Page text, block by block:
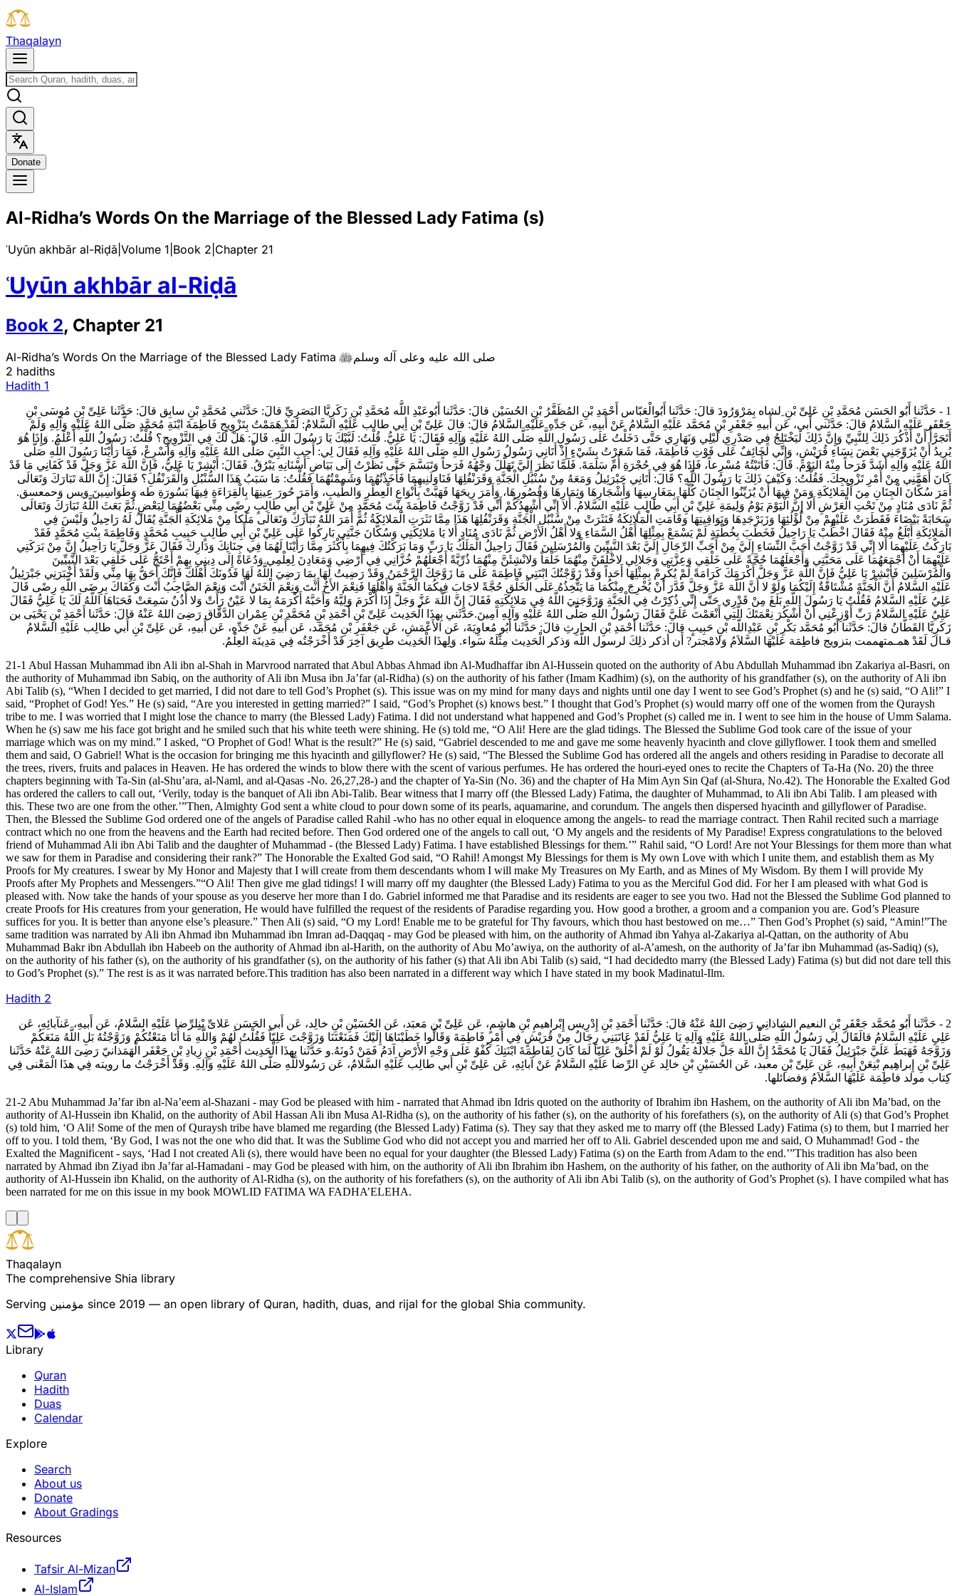
Thaqalayn
Donate
Al-Ridha’s Words On the Marriage of the Blessed Lady Fatima (s)
ʿUyūn akhbār al-Riḍā Volume 1 Book 2 Chapter 21
ʿUyūn akhbār al-Riḍā
Book 2, Chapter 21
Al-Ridha’s Words On the Marriage of the Blessed Lady Fatimaصلى الله عليه وعلى آله وسلم
2 hadiths
Hadith 1
1 - حَدَّثَنا أَبُو الحَسَن مُحَمَّدِ بْنِ عَلِىِّ بْنِ ِلشاه بِمَرْوَرُودَ قالَ: حَدَّثَنا أَبُوالْعَبّاس أَحْمَدِ بْنِ المُظَفَّرُ بْنِ الحُسَيْن قالَ: حَدَّثَنا أَبُوعَبْدِ اللَّه مُحَمَّدِ بْنِ زَكَرِيَّا البَصَرِيِّ قالَ: حَدَّثَني مُحَمَّدِ بْنِ سابِق قالَ: حَدَّثَنا عَلِىِّ بْنِ مُوسَى بْنِ
جَعْفَر عَلَيْهِ السَّلامُ قالَ: حَدَّثَني أَبي، عَن أَبيهِ جَعْفَرِ بْنِ مُحَمَّد عَلَيْهِ السَّلامُ عَنْ أَبيهِ، عَن جَدِّهِ‏ عَلَيْهِ السَّلامُ قالَ: قالَ عَلِىِّ بْنِ أِبي طالب‏ عَلَيْهِ السَّلامُ: لَقَدْ هَمَمْتُ بِتَزْوِيجِ فَاطِمَةَ ابْنَةِ مُحَمَّدٍ صَلَّى اللهُ عَلَيْهِ وَآلِهِ وَلَمْ
أَتَجَرَّأْ أَنْ أَذْكُرَ ذَلِكَ لِلنَّبِيِّ وَإِنَّ ذَلِكَ لَيَخْتَلِجُ فِي صَدْرِي لَيْلِي وَنَهَارِي حَتَّى دَخَلْتُ عَلَى رَسُولِ اللَّهِ‏ صَلَّى اللهُ عَلَيْهِ وَآلِهِ فَقَالَ: يَا عَلِيُّ. قُلْتُ: لَبَّيْكَ يَا رَسُولَ اللَّهِ. قَالَ: هَلْ لَكَ فِي التَّزْوِيجِ؟ قُلْتُ: رَسُولُ اللَّهِ أَعْلَمُ. وَإِذَا هُوَ
يُرِيدُ أَنْ يُزَوِّجَنِي بَعْضَ نِسَاءِ قُرَيْشٍ، وَإِنِّي لَخَائِفٌ عَلَى فَوْتِ فَاطِمَةَ، فَمَا شَعَرْتُ بِشَيْ‏ءٍ إِذْ أَتَانِي رَسُولُ رَسُولِ اللَّهِ صَلّى اللهُ عَلَيْهِ وَآلِهِ فَقَالَ لِي: أَجِبِ النَّبِيَ‏ صَلَّى اللهُ عَلَيْهِ وَآلِهِ وَأَسْرِعْ، فَمَا رَأَيْنَا رَسُولَ اللَّهِ‏ صَلَّى
اللهُ عَلَيْهِ وَآلِهِ أَشَدَّ فَرَحاً مِنْهُ الْيَوْمَ. قَالَ: فَأَتَيْتُهُ مُسْرِعاً، فَإِذَا هُوَ فِي حُجْرَةِ أُمِّ سَلَمَةَ. فَلَمَّا نَظَرَ إِلَيَّ تَهَلَّلَ وَجْهُهُ فَرَحاً وَتَبَسَّمَ حَتَّى نَظَرْتُ إِلَى بَيَاضِ أَسْنَانِهِ يَبْرُقُ. فَقَالَ: أَبْشِرْ يَا عَلِيُّ، فَإِنَّ اللَّهَ عَزَّ وَجَلَّ قَدْ كَفَانِي مَا قَدْ
كَانَ أَهَمَّنِي مِنْ أَمْرِ تَزْوِيجِكَ. فَقُلْتُ: وَكَيْفَ ذَلِكَ يَا رَسُولَ اللَّهِ؟ قَالَ: أَتَانِي جَبْرَئِيلُ وَمَعَهُ مِنْ سُنْبُلِ الْجَنَّةِ وَقَرَنْفُلِهَا فَنَاوَلَنِيهِمَا فَأَخَذْتُهُمَا وَشَمِمْتُهُمَا فَقُلْتُ: مَا سَبَبُ هَذَا السُّنْبُلِ وَالْقَرَنْفُلِ؟ فَقَالَ: إِنَّ اللَّهَ تَبَارَكَ وَتَعَالَى
أَمَرَ سُكَّانَ الْجِنَانِ مِنَ الْمَلائِكَةِ وَمَنْ فِيهَا أَنْ يُزَيِّنُوا الْجِنَانَ كُلَّهَا بِمَغَارِسِهَا وَأَشْجَارِهَا وَثِمَارِهَا وَقُصُورِهَا، وَأَمَرَ رِيحَهَا فَهَبَّتْ بِأَنْوَاعِ الْعِطْرِ وَالطِّيبِ، وَأَمَرَ حُورَ عِينِهَا بِالْقِرَاءَةِ فِيهَا بَسُورَةِ طه وَطَوَاسِينَ وَيس وَحمعسق.
ثُمَّ نَادَى مُنَادٍ مِنْ تَحْتِ الْعَرْشِ أَلا إِنَّ الْيَوْمَ يَوْمُ وَلِيمَةِ عَلِيِّ بْنِ أَبِي طَالِبٍ‏ عَلَيْهِ السَّلامُ. أَلا إِنِّي أُشْهِدُكُمْ أَنِّي قَدْ زَوَّجْتُ فَاطِمَةَ بِنْتَ مُحَمَّدٍ مِنْ عَلِيِّ بْنِ أَبِي طَالِبٍ رِضًى مِنِّي بَعْضُهُمَا لِبَعْضٍ.ثُمَّ بَعَثَ اللَّهُ تَبَارَكَ وَتَعَالَى
سَحَابَةً بَيْضَاءَ فَقَطَرَتْ عَلَيْهِمْ مِنْ لُؤْلُئِهَا وَزَبَرْجَدِهَا وَيَوَاقِيتِهَا وَقَامَتِ الْمَلائِكَةُ فَنَثَرَتْ مِنْ سُنْبُلِ الْجَنَّةِ وَقَرَنْفُلِهَا هَذَا مِمَّا نَثَرَتِ الْمَلائِكَةُ ثُمَّ أَمَرَ اللَّهُ تَبَارَكَ وَتَعَالَى مَلَكاً مِنْ مَلائِكَةِ الْجَنَّةِ يُقَالُ لَهُ رَاحِيلُ وَلَيْسَ فِي
الْمَلائِكَةِ أَبْلَغُ مِنْهُ فَقَالَ اخْطُبْ يَا رَاحِيلُ فَخَطَبَ بِخُطْبَةٍ لَمْ يَسْمَعْ بِمِثْلِهَا أَهْلُ السَّمَاءِ وَلا أَهْلُ الأَرْضِ ثُمَّ نَادَى مُنَادٍ أَلا يَا مَلائِكَتِي وَسُكَّانَ جَنَّتِي بَارِكُوا عَلَى عَلِيِّ بْنِ أَبِي طَالِبٍ حَبِيبِ مُحَمَّدٍ وَفَاطِمَةَ بِنْتِ مُحَمَّدٍ فَقَدْ
بَارَكْتُ عَلَيْهِمَا أَلا إِنِّي قَدْ زَوَّجْتُ أَحَبَّ النِّسَاءِ إِلَيَّ مِنْ أَحَبِّ الرِّجَالِ إِلَيَّ بَعْدَ النَّبِيِّينَ وَالْمُرْسَلِينَ فَقَالَ رَاحِيلُ الْمَلَكُ يَا رَبِّ وَمَا بَرَكَتُكَ فِيهِمَا بِأَكْثَرَ مِمَّا رَأَيْنَا لَهُمَا فِي جِنَانِكَ وَدَارِكَ فَقَالَ عَزَّ وَجَلَّ يَا رَاحِيلُ إِنَّ مِنْ بَرَكَتِي
عَلَيْهِمَا أَنْ أَجْمَعَهُمَا عَلَى مَحَبَّتِي وَأَجْعَلَهُمَا حُجَّةً عَلَى خَلْقِي وَعِزَّتِي وَجَلالِي لاخْلُقَنَّ مِنْهُمَا خَلْقاً وَلانْشِئَنَّ مِنْهُمَا ذُرِّيَّةً أَجْعَلُهُمْ خُزَّانِي فِي أَرْضِي وَمَعَادِنَ لِعِلْمِي وَدُعَاةً إِلَى دِينِي بِهِمْ أَحْتَجُّ عَلَى خَلْقِي بَعْدَ النَّبِيِّينَ
وَالْمُرْسَلِينَ فَأَبْشِرْ يَا عَلِيُّ فَإِنَّ اللَّهَ عَزَّ وَجَلَّ أَكْرَمَكَ كَرَامَةً لَمْ يُكْرِمْ بِمِثْلِهَا أَحَداً وَقَدْ زَوَّجْتُكَ ابْنَتِي فَاطِمَةَ عَلَى مَا زَوَّجَكَ الرَّحْمَنُ وَقَدْ رَضِيتُ لَهَا بِمَا رَضِيَ اللَّهُ لَهَا فَدُونَكَ أَهْلَكَ فَإِنَّكَ أَحَقُّ بِهَا مِنِّي وَلَقَدْ أَخْبَرَنِي جَبْرَئِيلُ‏
عَلَيْهِ السَّلامُ أَنَّ الْجَنَّةَ مُشْتَاقَةٌ إِلَيْكُمَا وَلَوْ لا أَنَّ اللَّهَ عَزَّ وَجَلَّ قَدَّرَ أَنْ يُخْرِجَ مِنْكُمَا مَا يَتَّخِذُهُ عَلَى الْخَلْقِ حُجَّةً لاجَابَ فِيكُمَا الْجَنَّةَ وَأَهْلَهَا فَنِعْمَ الأَخُ أَنْتَ وَنِعْمَ الْخَتَنُ أَنْتَ وَنِعْمَ الصَّاحِبُ أَنْتَ وَكَفَاكَ بِرِضَى اللَّهِ رِضًى قَالَ
عَلِيٌ‏ عَلَيْهِ السَّلامُ فَقُلْتُ يَا رَسُولَ اللَّهِ بَلَغَ مِنْ قَدْرِي حَتَّى إِنِّي ذُكِرْتُ فِي الْجَنَّةِ وَزَوَّجَنِيَ اللَّهُ فِي مَلائِكَتِهِ فَقَالَ إِنَّ اللَّهَ عَزَّ وَجَلَّ إِذَا أَكْرَمَ وَلِيَّهُ وَأَحَبَّهُ أَكْرَمَهُ بِمَا لا عَيْنٌ رَأَتْ وَلا أُذُنٌ سَمِعَتْ فَحَبَاهَا اللَّهُ لَكَ يَا عَلِيُّ فَقَالَ
عَلِيٌ‏ عَلَيْهِ السَّلامُ رَبِّ أَوْزِعْنِي أَنْ أَشْكُرَ نِعْمَتَكَ الَّتِي أَنْعَمْتَ عَلَيَّ فَقَالَ رَسُولُ اللَّهِ‏ صَلَّى اللهُ عَلَيْهِ وَآلِهِ آمِينَ.حَدَّثَني بِهذَا الْحَدِيث عَلِىِّ بْنِ أَحْمَدِ بْنِ مُحَمَّدِ بْنِ عِمْران الدَّقَّاق رَضِىَ اللهُ عَنْهُ قالَ: حَدَّثَنا أَحْمَدِ بْنِ يَحْيَى بن
زَكَرِيَّا القَطَّانُ قالَ: حَدَّثَنا أَبُو مُحَمَّد بَكْرِ بْنِ عَبْدِاللَّه بْنِ حَبِيبٍ قالَ: حَدَّثَنا أَحْمَدِ بْنِ الحارِثِ قالَ: حَدَّثَنا أَبُو مُعاوِيَةَ، عَن الأَعْمَشِ، عَن جَعْفَرِ بْنِ مُحَمَّد، عَن أَبيهِ عَنْ جَدِّهِ، عَن أَبيهِ، عَن عَلِىِّ بْنِ أَبي طالِب‏ عَلَيْهِ السَّلامُ
قـالَ لَقَدْ همـمتهممت بتزويج فاطِمَة عَلَيْهَا السَّلاَمُ وَلامْ‏َجتر? أَن أذكر ذلِكَ لرسول اللَّه وَذكر الْحَدِيث مِثْلَهُ سَواء. وَلِهذَا الْحَدِيث طَرِيق آخِرَ قَدْ أَخْرَجْتُه فِي مَدِينَة العِلْمُ.
21-1 Abul Hassan Muhammad ibn Ali ibn al-Shah in Marvrood narrated that Abul Abbas Ahmad ibn Al-Mudhaffar ibn Al-Hussein quoted on the authority of Abu Abdullah Muhammad ibn Zakariya al-Basri, on
the authority of Muhammad ibn Sabiq, on the authority of Ali ibn Musa ibn Ja’far (al-Ridha) (s) on the authority of his father (Imam Kadhim) (s), on the authority of his grandfather (s), on the authority of Ali ibn
Abi Talib (s), “When I decided to get married, I did not dare to tell God’s Prophet (s). This issue was on my mind for many days and nights until one day I went to see God’s Prophet (s) and he (s) said, “O Ali!” I
said, “Prophet of God! Yes.” He (s) said, “Are you interested in getting married?” I said, “God’s Prophet (s) knows best.” I thought that God’s Prophet (s) would marry off one of the women from the Quraysh
tribe to me. I was worried that I might lose the chance to marry (the Blessed Lady) Fatima. I did not understand what happened and God’s Prophet (s) called me in. I went to see him in the house of Umm Salama.
When he (s) saw me his face got bright and he smiled such that his white teeth were shining. He (s) told me, “O Ali! Here are the glad tidings. The Blessed the Sublime God took care of the issue of your
marriage which was on my mind.” I asked, “O Prophet of God! What is the result?” He (s) said, “Gabriel descended to me and gave me some heavenly hyacinth and clove gillyflower. I took them and smelled
them and said, O Gabriel! What is the occasion for bringing me this hyacinth and gillyflower? He (s) said, “The Blessed the Sublime God has ordered all the angels and others residing in Paradise to decorate all
the trees, rivers, fruits and palaces in Heaven. He has ordered the winds to blow there with the scent of various perfumes. He has ordered the houri-eyed ones to recite the Chapters of Ta-Ha (No. 20) the three
chapters beginning with Ta-Sin (al-Shu’ara, al-Naml, and al-Qasas -No. 26,27,28-) and the chapter of Ya-Sin (No. 36) and the chapter of Ha Mim Ayn Sin Qaf (al-Shura, No.42). The Honorable the Exalted God
has ordered the callers to call out, ‘Verily, today is the banquet of Ali ibn Abi-Talib. Bear witness that I marry off (the Blessed Lady) Fatima, the daughter of Muhammad, to Ali ibn Abi Talib. I am pleased with
this. These two are one from the other.’”Then, Almighty God sent a white cloud to pour down some of its pearls, aquamarine, and corundum. The angels then dispersed hyacinth and gillyflower of Paradise.
Then, the Blessed the Sublime God ordered one of the angels of Paradise called Rahil -who has no other equal in eloquence among the angels- to read the marriage contract. Then Rahil recited such a marriage
contract which no one from the heavens and the Earth had recited before. Then God ordered one of the angels to call out, ‘O My angels and the residents of My Paradise! Express congratulations to the beloved
friend of Muhammad Ali ibn Abi Talib and the daughter of Muhammad - (the Blessed Lady) Fatima. I have established Blessings for them.’” Rahil said, “O Lord! Are not Your Blessings for them more than what
we saw for them in Paradise and considering their rank?” The Honorable the Exalted God said, “O Rahil! Amongst My Blessings for them is My own Love with which I unite them, and establish them as My
Proofs for My creatures. I swear by My Honor and Majesty that I will create from them descendants whom I will make My Treasures on My Earth, and as Mines of My Wisdom. By them I will provide My
Proofs after My Prophets and Messengers.”“O Ali! Then give me glad tidings! I will marry off my daughter (the Blessed Lady) Fatima to you as the Merciful God did. For her I am pleased with what God is
pleased with. Now take the hands of your spouse as you deserve her more than I do. Gabriel informed me that Paradise and its residents are eager to see you two. Had not the Blessed the Sublime God planned to
create Proofs for His creatures from your generation, He would have fulfilled the request of the residents of Paradise regarding you. How good a brother, a groom and a companion you are. God’s Pleasure
suffices for you. It is better than anyone else’s pleasure.” Then Ali (s) said, “O my Lord! Enable me to be grateful for Thy favours, which thou hast bestowed on me…” Then God’s Prophet (s) said, “Amin!”The
same tradition was narrated by Ali ibn Ahmad ibn Muhammad ibn Imran ad-Daqqaq - may God be pleased with him, on the authority of Ahmad ibn Yahya al-Zakariya al-Qattan, on the authority of Abu
Muhammad Bakr ibn Abdullah ibn Habeeb on the authority of Ahmad ibn al-Harith, on the authority of Abu Mo’awiya, on the authority of al-A’amesh, on the authority of Ja’far ibn Muhammad (as-Sadiq) (s),
on the authority of his father (s), on the authority of his grandfather (s), on the authority of his father (s) that Ali ibn Abi Talib (s) said, “I had decidedto marry (the Blessed Lady) Fatima (s) but did not dare tell this
to God’s Prophet (s).” The rest is as it was narrated before.This tradition has also been narrated in a different way which I have stated in my book Madinatul-Ilm.
Hadith 2
2 - حَدَّثَنا أَبُو مُحَمَّد جَعْفَرِ بْنِ النعيم الشاذانِي رَضِىَ اللهُ عَنْهُ قالَ: حَدَّثَنا أَحْمَدِ بْنِ إِدْرِيس إِبْراهيمِ بْنِ هاشِمٍ، عَن عَلِىِّ بْنِ مَعبَد، عَن الحُسَيْنِ بْنِ خالِد، عَن أَبي الحَسَن عَلاىِّ بْنِ‏ِلرِّضا عَلَيْهِ السَّلامُ، عَن أَبيهِ، عَن‏آبائِهِ، عَن
عَلِيِ‏ عَلَيْهِ السَّلامُ قالَ‏قَالَ لِي رَسُولُ اللَّهِ‏ صَلَّى اللهُ عَلَيْهِ وَآلِهِ يَا عَلِيُّ لَقَدْ عَاتَبَنِي رِجَالٌ مِنْ قُرَيْشٍ فِي أَمْرِ فَاطِمَةَ وَقَالُوا خَطَبْنَاهَا إِلَيْكَ فَمَنَعْتَنَا وَزَوَّجْتَ عَلِيّاً فَقُلْتُ لَهُمْ وَاللَّهِ مَا أَنَا مَنَعْتُكُمْ وَزَوَّجْتُهُ بَلِ اللَّهُ مَنَعَكُمْ
وَزَوَّجَهُ فَهَبَطَ عَلَيَّ جَبْرَئِيلُ فَقَالَ يَا مُحَمَّدُ إِنَّ اللَّهَ جَلَّ جَلالُهُ يَقُولُ لَوْ لَمْ أَخْلُقْ عَلِيّاً لَمَا كَانَ لِفَاطِمَةَ ابْنَتِكَ كُفْوٌ عَلَى وَجْهِ الأَرْضِ آدَمُ فَمَنْ دُونَهُ.و حَدَّثَنا بِهذَا الْحَدِيث أَحْمَدِ بْنِ زِيادِ بْنِ جَعْفَر الْهَمَذانيّ رَضِىَ اللهُ عَنْهُ حَدَّثَنا
عَلِىِّ بْنِ إِبراهِيمِ بْنِ‏عَنْ أَبِيهِ، عَن عَلِىِّ بْنِ معبد، عَن الحُسَيْنِ بْنِ خالِد عَنِ الرِّضا عَلَيْهِ السَّلامُ عَنْ آبائِهِ، عَن عَلِىِّ بْنِ أَبي طالِب‏ عَلَيْهِ السَّلامُ، عَن رَسُولاللَّهِ‏ صَلَّى اللهُ عَلَيْهِ وَآلِهِ. وَقَدْ أَخْرَجْتُ ما رويته فِي هذَا الْمَعْنى فِي
كِتاب مولد فاطِمَة عَلَيْهَا السَّلاَمُ وَفضائلها.
21-2 Abu Muhammad Ja’far ibn al-Na’eem al-Shazani - may God be pleased with him - narrated that Ahmad ibn Idris quoted on the authority of Ibrahim ibn Hashem, on the authority of Ali ibn Ma’bad, on the
authority of Al-Hussein ibn Khalid, on the authority of Abil Hassan Ali ibn Musa Al-Ridha (s), on the authority of his father (s), on the authority of his forefathers (s), on the authority of Ali (s) that God’s Prophet
(s) told him, ‘O Ali! Some of the men of Quraysh tribe have blamed me regarding (the Blessed Lady) Fatima (s). They say that they asked me to marry off (the Blessed Lady) Fatima (s) to them, but I married her
off to you. I told them, ‘By God, I was not the one who did that. It was the Sublime God who did not accept you and married her off to Ali. Gabriel descended upon me and said, O Muhammad! God - the
Exalted the Magnificent - says, ‘Had I not created Ali (s), there would have been no equal for your daughter (the Blessed Lady) Fatima (s) on the Earth from Adam to the end.’”This tradition has also been
narrated by Ahmad ibn Ziyad ibn Ja’far al-Hamadani - may God be pleased with him, on the authority of Ali ibn Ibrahim ibn Hashem, on the authority of his father, on the authority of Ali ibn Ma’bad, on the
authority of Al-Hussein ibn Khalid, on the authority of Al-Ridha (s), on the authority of his forefathers (s), on the authority of Ali ibn Abi Talib (s), on the authority of God’s Prophet (s). I have compiled what has
been narrated for me on this issue in my book MOWLID FATIMA WA FADHA’ELEHA.
Thaqalayn
The comprehensive Shia library
Serving مؤمنین since 2019 — an open library of Quran, hadith, duas, and rijal for the global Shia community.
Library
Quran
Hadith
Duas
Calendar
Explore
Search
About us
Donate
About Gradings
Resources
Tafsir Al-Mizan
Al-Islam